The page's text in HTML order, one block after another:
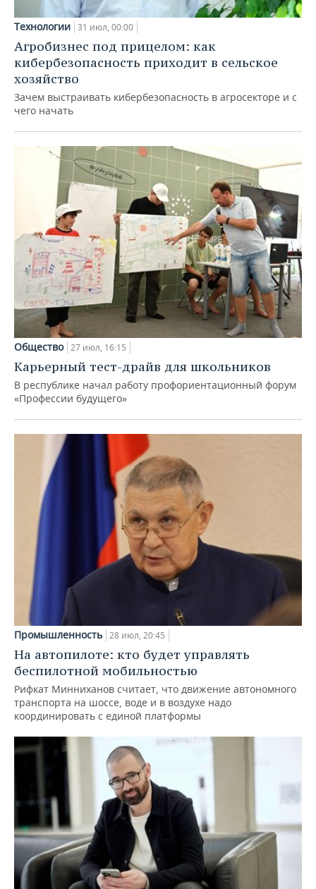
Технологии 31 июл, 00:00
Агробизнес под прицелом: как
кибербезопасность приходит в сельское
хозяйство
Зачем выстраивать кибербезопасность в агросекторе и с
чего начать
Общество 27 июл, 16:15
Карьерный тест-драйв для школьников
В республике начал работу профориентационный форум
«Профессии будущего»
Промышленность 28 июл, 20:45
На автопилоте: кто будет управлять
беспилотной мобильностью
Рифкат Минниханов считает, что движение автономного
транспорта на шоссе, воде и в воздухе надо
координировать с единой платформы